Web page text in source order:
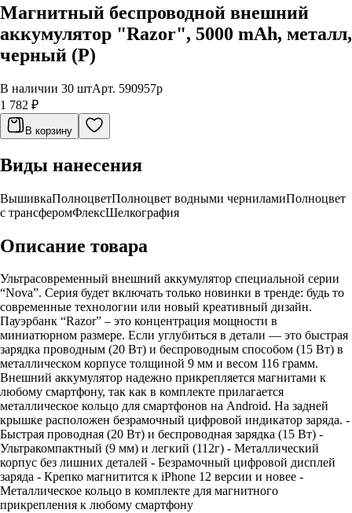
Магнитный беспроводной внешний
аккумулятор "Razor", 5000 mAh, металл,
черный (Р)
В наличии 30 штАрт. 590957p
1 782 ₽
В корзину
Виды нанесения
ВышивкаПолноцветПолноцвет водными черниламиПолноцвет
с трансферомФлексШелкография
Описание товара
Ультрасовременный внешний аккумулятор специальной серии
“Nova”. Серия будет включать только новинки в тренде: будь то
современные технологии или новый креативный дизайн.
Пауэрбанк “Razor” – это концентрация мощности в
миниатюрном размере. Если углубиться в детали — это быстрая
зарядка проводным (20 Вт) и беспроводным способом (15 Вт) в
металлическом корпусе толщиной 9 мм и весом 116 грамм.
Внешний аккумулятор надежно прикрепляется магнитами к
любому смартфону, так как в комплекте прилагается
металлическое кольцо для смартфонов на Android. На задней
крышке расположен безрамочный цифровой индикатор заряда. -
Быстрая проводная (20 Вт) и беспроводная зарядка (15 Вт) -
Ультракомпактный (9 мм) и легкий (112г) - Металлический
корпус без лишних деталей - Безрамочный цифровой дисплей
заряда - Крепко магнитится к iPhone 12 версии и новее -
Металлическое кольцо в комплекте для магнитного
прикрепления к любому смартфону